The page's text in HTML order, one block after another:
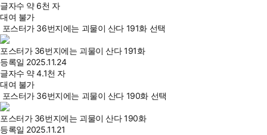
글자수 약 6천 자
대여 불가
포스터가 36번지에는 괴물이 산다 191화 선택
포스터가 36번지에는 괴물이 산다 191화
등록일 2025.11.24
글자수 약 4.1천 자
대여 불가
포스터가 36번지에는 괴물이 산다 190화 선택
포스터가 36번지에는 괴물이 산다 190화
등록일 2025.11.21